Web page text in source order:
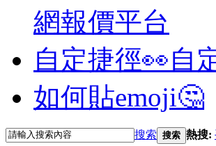
網報價平台
自定捷徑👀自
如何貼emoji🤔
搜索 搜索 熱搜: